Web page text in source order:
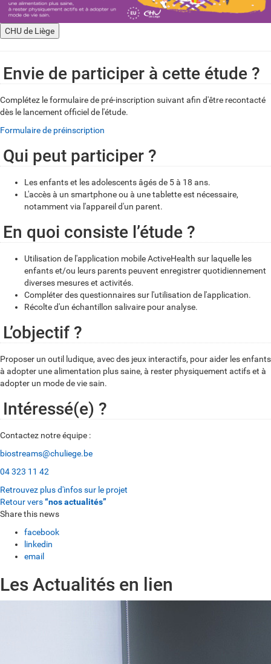
CHU de Liège
Envie de participer à cette étude ?
Complétez le formulaire de pré-inscription suivant afin d'être recontacté
dès le lancement officiel de l'étude.
Formulaire de préinscription
Qui peut participer ?
Les enfants et les adolescents âgés de 5 à 18 ans.
L'accès à un smartphone ou à une tablette est nécessaire,
notamment via l'appareil d'un parent.
En quoi consiste l’étude ?
Utilisation de l'application mobile ActiveHealth sur laquelle les
enfants et/ou leurs parents peuvent enregistrer quotidiennement
diverses mesures et activités.
Compléter des questionnaires sur l'utilisation de l'application.
Récolte d'un échantillon salivaire pour analyse.
L’objectif ?
Proposer un outil ludique, avec des jeux interactifs, pour aider les enfants
à adopter une alimentation plus saine, à rester physiquement actifs et à
adopter un mode de vie sain.
Intéressé(e) ?
Contactez notre équipe :
biostreams@chuliege.be
04 323 11 42
Retrouvez plus d'infos sur le projet
Retour vers“nos actualités”
Share this news
facebook
linkedin
email
Les Actualités en lien